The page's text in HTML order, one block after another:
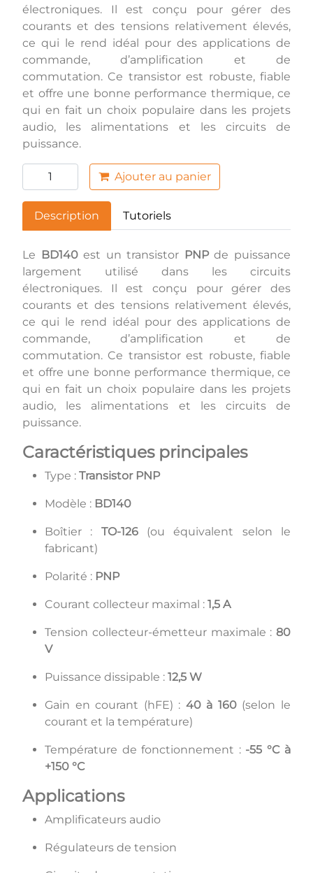
électroniques. Il est conçu pour gérer des
courants et des tensions relativement élevés,
ce qui le rend idéal pour des applications de
commande, d’amplification et de
commutation. Ce transistor est robuste, fiable
et offre une bonne performance thermique, ce
qui en fait un choix populaire dans les projets
audio, les alimentations et les circuits de
puissance.
Ajouter au panier
Description Tutoriels
Le BD140est un transistor PNPde puissance
largement utilisé dans les circuits
électroniques. Il est conçu pour gérer des
courants et des tensions relativement élevés,
ce qui le rend idéal pour des applications de
commande, d’amplification et de
commutation. Ce transistor est robuste, fiable
et offre une bonne performance thermique, ce
qui en fait un choix populaire dans les projets
audio, les alimentations et les circuits de
puissance.
Caractéristiques principales
Type : Transistor PNP
Modèle : BD140
Boîtier : TO-126(ou équivalent selon le
fabricant)
Polarité : PNP
Courant collecteur maximal : 1,5 A
Tension collecteur-émetteur maximale : 80
V
Puissance dissipable : 12,5 W
Gain en courant (hFE) : 40 à 160(selon le
courant et la température)
Température de fonctionnement : -55 °C à
+150 °C
Applications
Amplificateurs audio
Régulateurs de tension